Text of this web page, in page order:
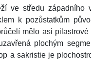
ve středu západního
k pozůstatkům
mělo asi
plochým
a sakristie je